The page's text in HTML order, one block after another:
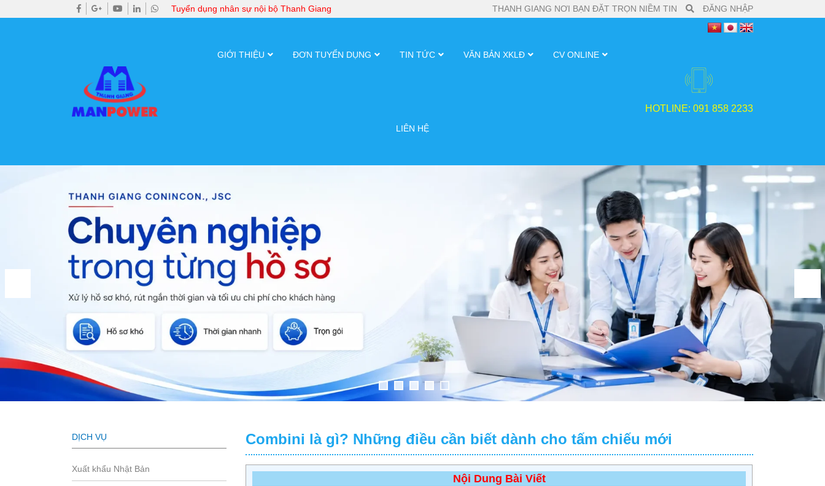
Tuyển dụng nhân sự nội bộ Thanh Giang THANH GIANG NƠI BẠN ĐẶT TRỌN NIỀM TIN ĐĂNG NHẬP
GIỚI THIỆU ĐƠN TUYỂN DỤNG TIN TỨC VĂN BẢN XKLĐ CV ONLINE
LIÊN HỆ
HOTLINE: 091 858 2233
Combini là gì? Những điều cần biết dành cho tấm chiếu mới
Nội Dung Bài Viết
DỊCH VỤ
Xuất khẩu Nhật Bản